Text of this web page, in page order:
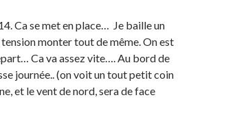
Ca se met en place… Je baille un
monter tout de même. On est
Ca va assez vite…. Au bord de
journée.. (on voit un tout petit coin
et le vent de nord, sera de face